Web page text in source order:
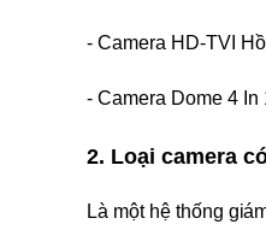
- Camera HD-TVI
- Camera Dome 4
2. Loại camera
Là một hệ thống